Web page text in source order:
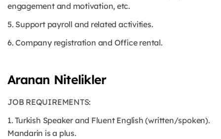
engagement and motivation, etc.
5. Support payroll and related activities.
6. Company registration and Office rental.
Aranan Nitelikler
JOB REQUIREMENTS:
1. Turkish Speaker and Fluent English (written/spoken).
Mandarin is a plus.